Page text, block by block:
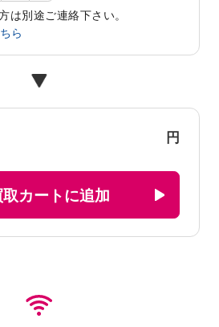
は別途ご連絡下さい。
ら
円
取カートに追加